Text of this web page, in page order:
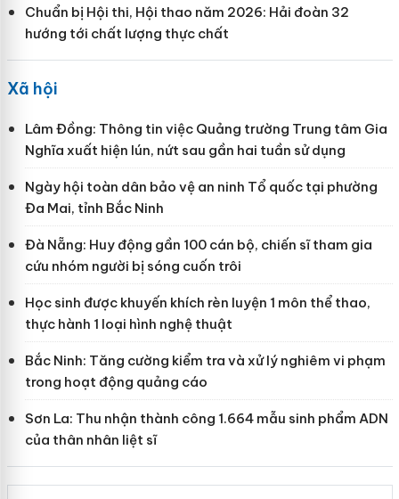
Chuẩn bị Hội thi, Hội thao năm 2026: Hải đoàn 32
hướng tới chất lượng thực chất
Xã hội
Lâm Đồng: Thông tin việc Quảng trường Trung tâm Gia
Nghĩa xuất hiện lún, nứt sau gần hai tuần sử dụng
Ngày hội toàn dân bảo vệ an ninh Tổ quốc tại phường
Đa Mai, tỉnh Bắc Ninh
Đà Nẵng: Huy động gần 100 cán bộ, chiến sĩ tham gia
cứu nhóm người bị sóng cuốn trôi
Học sinh được khuyến khích rèn luyện 1 môn thể thao,
thực hành 1 loại hình nghệ thuật
Bắc Ninh: Tăng cường kiểm tra và xử lý nghiêm vi phạm
trong hoạt động quảng cáo
Sơn La: Thu nhận thành công 1.664 mẫu sinh phẩm ADN
của thân nhân liệt sĩ